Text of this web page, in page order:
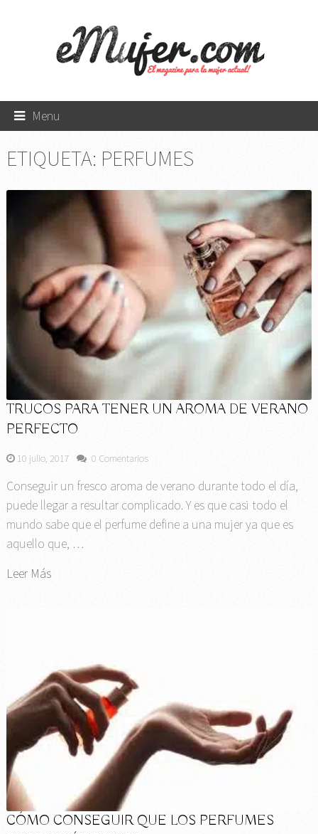
Menu
ETIQUETA: PERFUMES
TRUCOS PARA TENER UN AROMA DE VERANO
PERFECTO
10 julio, 2017 0 Comentarios
Conseguir un fresco aroma de verano durante todo el día,
puede llegar a resultar complicado. Y es que casi todo el
mundo sabe que el perfume define a una mujer ya que es
aquello que, …
Leer Más
CÓMO CONSEGUIR QUE LOS PERFUMES